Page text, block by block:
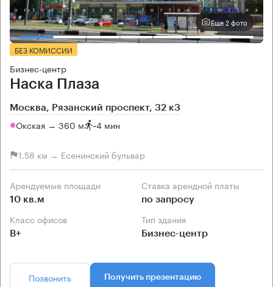
Еще 2 фото
БЕЗ КОМИССИИ
Бизнес-центр
Наска Плаза
Москва, Рязанский проспект, 32 к3
Окская → 360 м ~4 мин
1.58 км → Есенинский бульвар
Арендуемые площади
10 кв.м
Ставка арендной платы
по запросу
Класс офисов
B+
Тип здания
Бизнес-центр
Позвонить Получить презентацию